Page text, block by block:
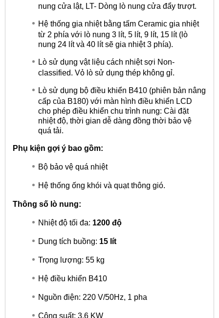
nung cửa lật, LT- Dòng lò nung cửa đẩy trượt.
Hệ thống gia nhiệt bằng tấm Ceramic gia nhiệt
từ 2 phía với lò nung 3 lít, 5 lít, 9 lít, 15 lít (lò
nung 24 lít và 40 lít sẽ gia nhiệt 3 phía).
Lò sử dụng vật liệu cách nhiệt sợi Non-
classified. Vỏ lò sử dụng thép không gỉ.
Lò sử dụng bộ điều khiển B410 (phiên bản nâng
cấp của B180) với màn hình điều khiển LCD
cho phép điều khiển chu trình nung: Cài đặt
nhiệt độ, thời gian dễ dàng đồng thời bảo vệ
quá tải.
Phụ kiện gợi ý bao gồm:
Bộ bảo vệ quá nhiệt
Hệ thống ống khói và quạt thông gió.
Thông số lò nung:
Nhiệt độ tối đa: 1200 độ
Dung tích buồng: 15 lít
Trọng lượng: 55 kg
Hệ điều khiển B410
Nguồn điện: 220 V/50Hz, 1 pha
Công suất: 3,6 KW